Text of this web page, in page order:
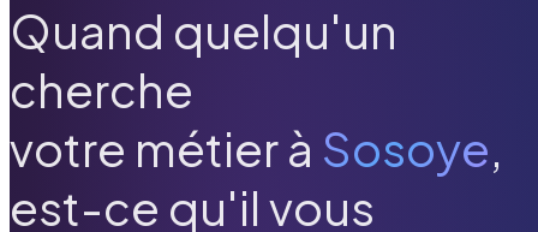
Quand quelqu'un
cherche
votre métier à Sosoye,
est-ce qu'il vous